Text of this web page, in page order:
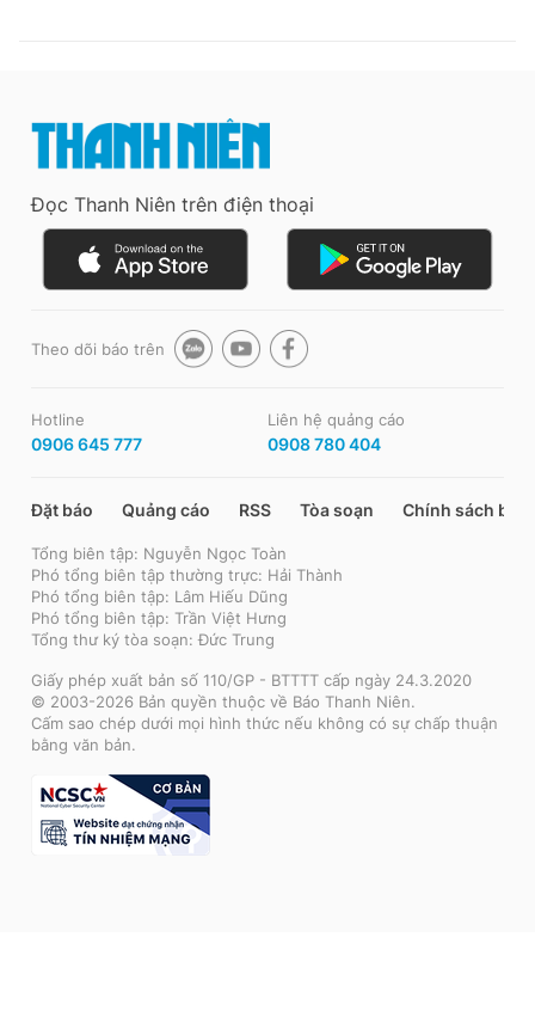
Đọc Thanh Niên trên điện thoại
Theo dõi báo trên
Hotline
0906 645 777
Liên hệ quảng cáo
0908 780 404
Đặt báo Quảng cáo RSS Tòa soạn Chính sách bảo
Tổng biên tập: Nguyễn Ngọc Toàn
Phó tổng biên tập thường trực: Hải Thành
Phó tổng biên tập: Lâm Hiếu Dũng
Phó tổng biên tập: Trần Việt Hưng
Tổng thư ký tòa soạn: Đức Trung
Giấy phép xuất bản số 110/GP - BTTTT cấp ngày 24.3.2020
© 2003-2026 Bản quyền thuộc về Báo Thanh Niên.
Cấm sao chép dưới mọi hình thức nếu không có sự chấp thuận
bằng văn bản.